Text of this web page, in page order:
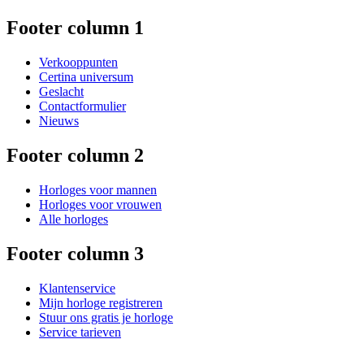
Footer column 1
Verkooppunten
Certina universum
Geslacht
Contactformulier
Nieuws
Footer column 2
Horloges voor mannen
Horloges voor vrouwen
Alle horloges
Footer column 3
Klantenservice
Mijn horloge registreren
Stuur ons gratis je horloge
Service tarieven